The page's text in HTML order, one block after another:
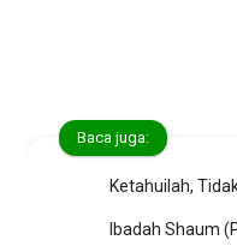
Baca juga:
Ketahuilah,